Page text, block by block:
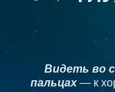
Видеть во
пальцах— к